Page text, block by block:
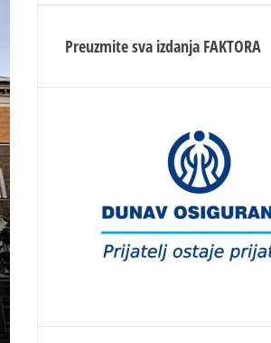
Preuzmite sva izdanja FAKTORA